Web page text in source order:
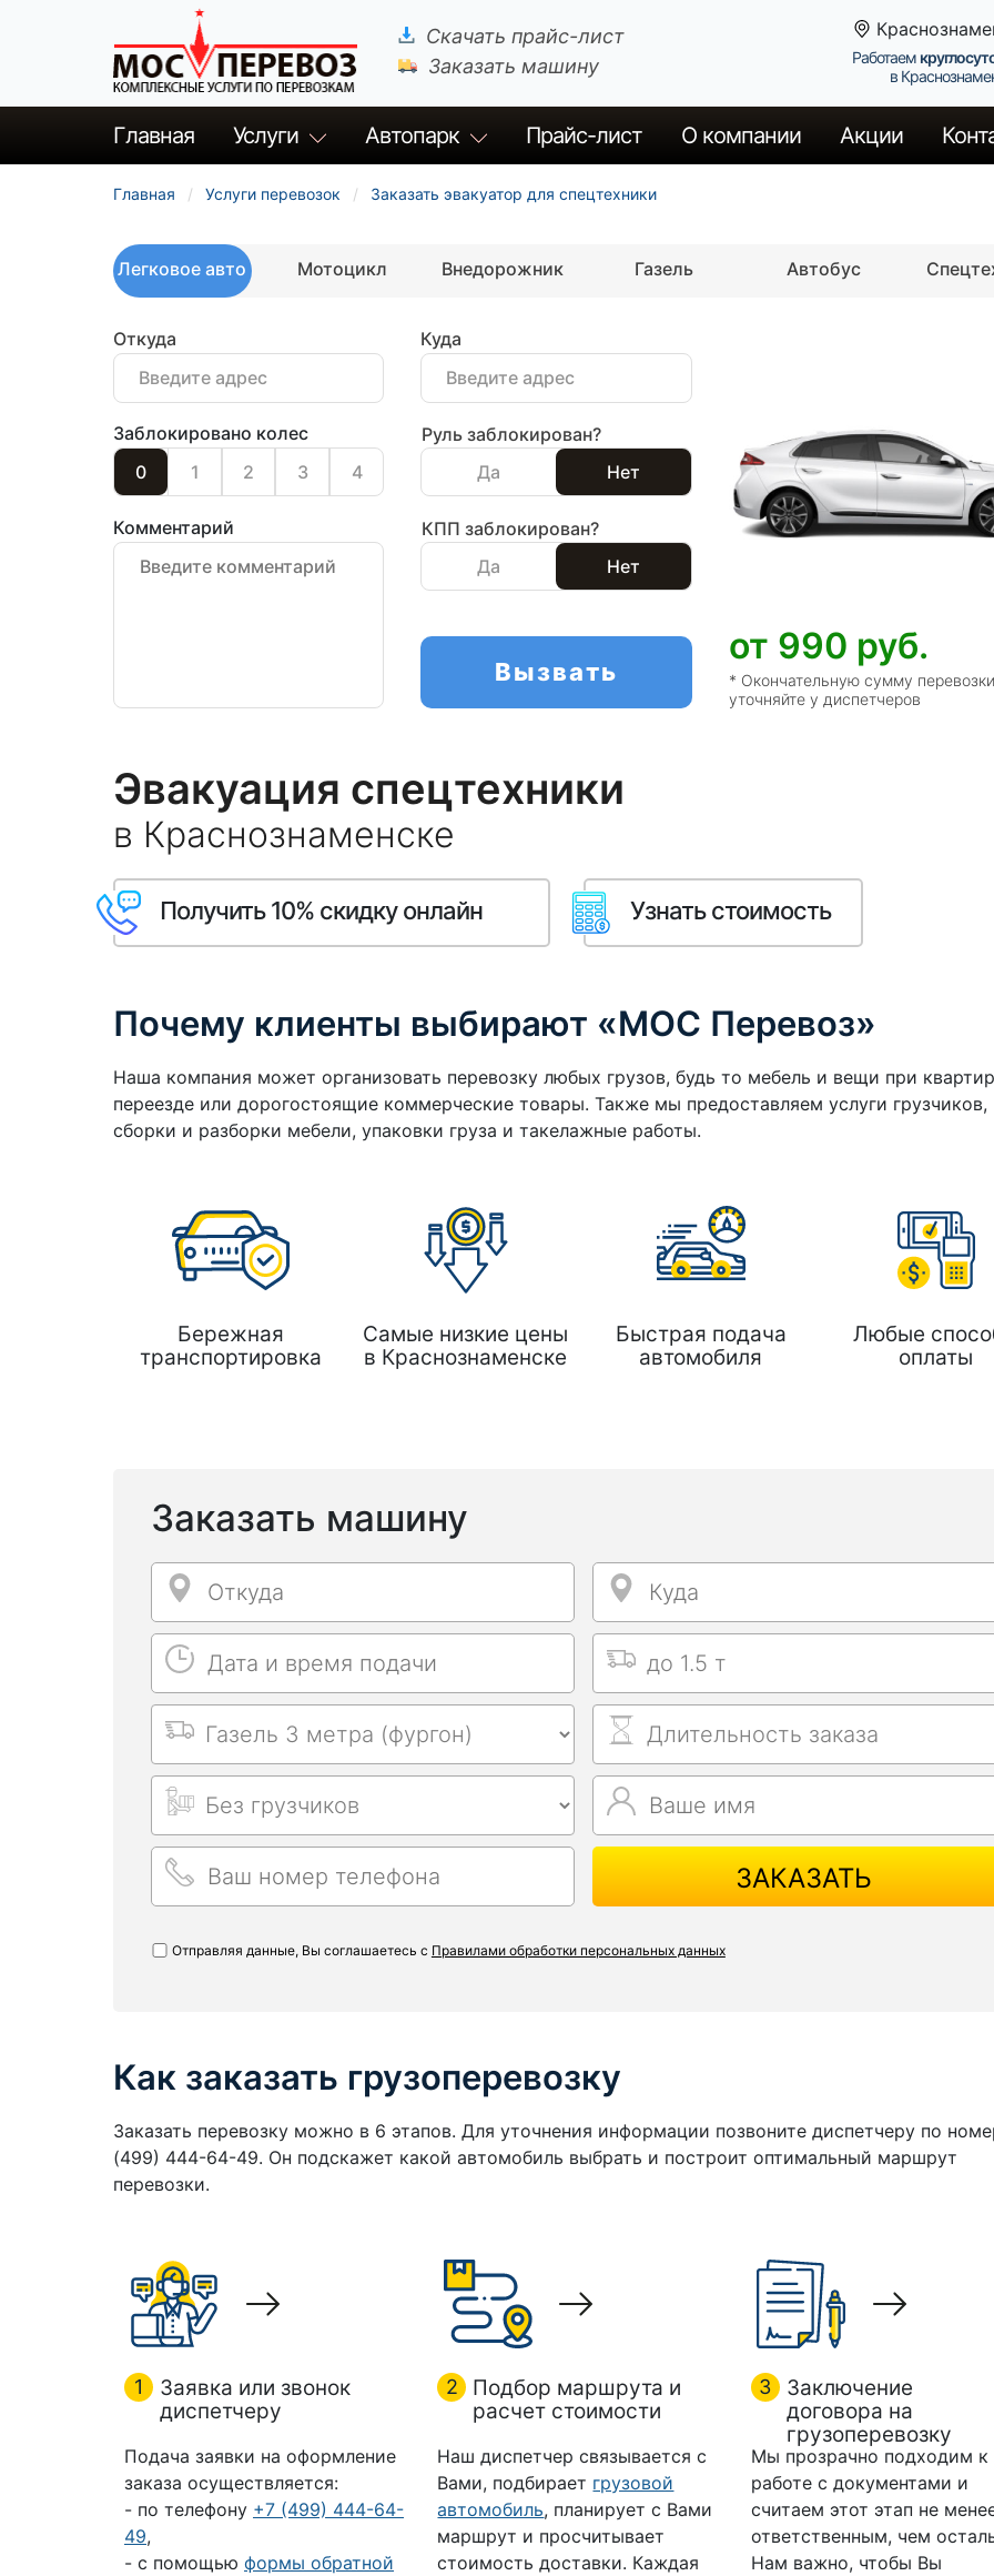
Скачать прайс-лист
Заказать машину
Работаем
в
Главная Услуги Автопарк Прайс-лист О компании Акции
Главная Услуги перевозок Заказать эвакуатор для спецтехники
Легковое авто Мотоцикл Внедорожник Газель Автобус
Откуда Куда
Заблокировано колес
0
1 2 3 4
Руль заблокирован?
Да
Нет
Комментарий
КПП заблокирован?
Да
Нет
Вызвать
от 990 руб.
* Окончательную сумму перевозки
уточняйте у диспетчеров
Эвакуация спецтехники
в Краснознаменске
Получить 10% скидку онлайн Узнать стоимость
Почему клиенты выбирают «МОС Перевоз»
Наша компания может организовать перевозку любых грузов, будь то мебель и вещи при
переезде или дорогостоящие коммерческие товары. Также мы предоставляем услуги грузчиков,
сборки и разборки мебели, упаковки груза и такелажные работы.
Бережная
транспортировка
Самые низкие цены
в Краснознаменске
Быстрая подача
автомобиля
Любые
оплаты
Заказать машину
Откуда Откуда Куда Куда
Дата и время подачи
Дата и время подачи Выбрать тип машины
Выбрать машину Длительность заказа
Длительность заказа Ваше имяВаше имя
Ваш номер телефона
Ваш номер ЗАКАЗАТЬ
Отправляя данные, Вы соглашаетесь с Правилами обработки персональных данных
Как заказать грузоперевозку
Заказать перевозку можно в 6 этапов. Для уточнения информации позвоните диспетчеру по
(499) 444-64-49. Он подскажет какой автомобиль выбрать и построит оптимальный маршрут
перевозки.
1
Заявка или звонок
диспетчеру
Подача заявки на оформление
заказа осуществляется:
- по телефону +7 (499) 444-64-
49,
- с помощью формы обратной
2
Подбор маршрута и
расчет стоимости
Наш диспетчер связывается с
Вами, подбирает грузовой
автомобиль, планирует с Вами
маршрут и просчитывает
стоимость доставки. Каждая
3
Заключение
договора на
грузоперевозку
Мы прозрачно подходим к
работе с документами и
считаем этот этап не
ответственным, чем
Нам важно, чтобы Вы